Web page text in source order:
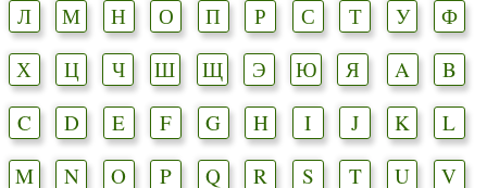
Л
М Н О П Р С Т У
Ф
Х
Ц Ч Ш Щ Э Ю Я A
B
C
D E F G H I J K
L
M
N O P Q R S T U
V